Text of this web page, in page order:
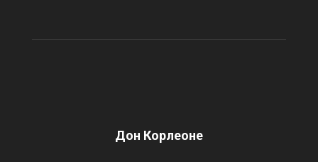
Дон Корлеоне